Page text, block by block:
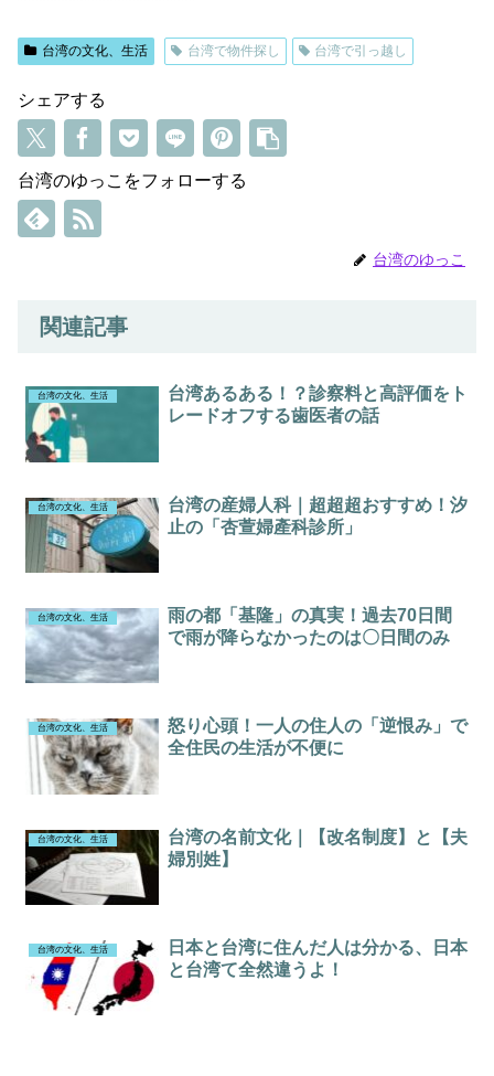
台湾の文化、生活 台湾で物件探し 台湾で引っ越し
シェアする
台湾のゆっこをフォローする
台湾のゆっこ
関連記事
台湾の文化、生活
台湾あるある！？診察料と高評価をト
レードオフする歯医者の話
台湾の文化、生活
台湾の産婦人科｜超超超おすすめ！汐
止の「杏萱婦產科診所」
台湾の文化、生活
雨の都「基隆」の真実！過去70日間
で雨が降らなかったのは〇日間のみ
台湾の文化、生活
怒り心頭！一人の住人の「逆恨み」で
全住民の生活が不便に
台湾の文化、生活
台湾の名前文化｜【改名制度】と【夫
婦別姓】
台湾の文化、生活
日本と台湾に住んだ人は分かる、日本
と台湾て全然違うよ！